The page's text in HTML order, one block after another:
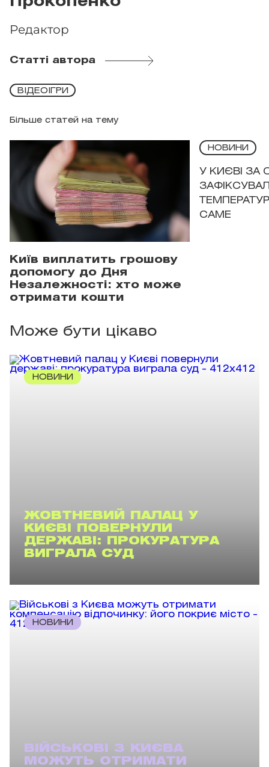
Редактор
Статті автора
Більше статей на тему
ВІДЕОІГРИ
Київ виплатить грошову
допомогу до Дня
Незалежності: хто може
отримати кошти
НОВИНИ
У КИЄВІ ЗА
САМЕ
Може бути цікаво
НОВИНИ
ЖОВТНЕВИЙ ПАЛАЦ У
КИЄВІ ПОВЕРНУЛИ
ДЕРЖАВІ: ПРОКУРАТУРА
ВИГРАЛА СУД
НОВИНИ
ВІЙСЬКОВІ З КИЄВА
МОЖУТЬ ОТРИМАТИ